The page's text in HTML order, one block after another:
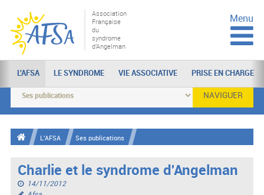
Association
Française
du
syndrome
d'Angelman
Menu
L'AFSA LE SYNDROME VIE ASSOCIATIVE PRISE EN CHARGE
NAVIGUER
L'AFSA Ses publications
Charlie et le syndrome d'Angelman
14/11/2012